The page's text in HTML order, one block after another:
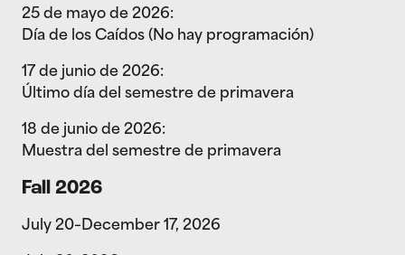
25 de mayo de 2026:
Día de los Caídos (No hay programación)
17 de junio de 2026:
Último día del semestre de primavera
18 de junio de 2026:
Muestra del semestre de primavera
Fall 2026
July 20–December 17, 2026